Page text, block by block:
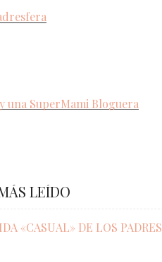
LEÍDO
«CASUAL» DE LOS PADRES